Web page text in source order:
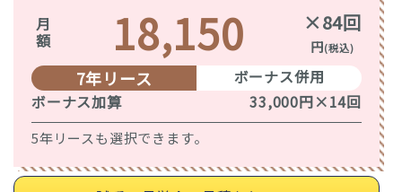
月額 18,150 ×84回
円(税込)
7年リース
ボーナス併用
ボーナス加算
33,000円×14回
5年リースも選択できます。